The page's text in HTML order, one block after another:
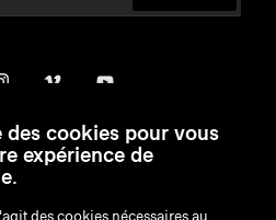
cookies pour vous
expérience de
des cookies nécessaires au